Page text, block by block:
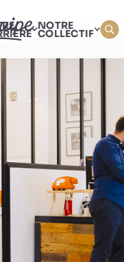
NOTRE
COLLECTIF